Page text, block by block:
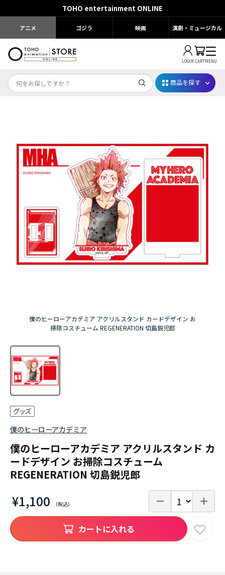
TOHO entertainment ONLINE
アニメ ゴジラ 映画 演劇・ミュージカル
LOGIN CARTMENU
映画ちいかわ
じゅじゅフェス 2026
薬屋のひとりごと 夏の園遊会2026
名探偵コナン
アニメ『僕のヒーローアカデミア』10周年
ハイキュー!!ジャージ＆ユニフォーム
『ふつつかな悪女ではございますが ～雛宮蝶鼠と
りかえ伝～』
商品を探す
僕のヒーローアカデミア アクリルスタンド カードデザイン お
掃除コスチューム REGENERATION 切島鋭児郎
僕のヒーローアカデミア
僕のヒーローアカデミア アクリルスタンド カ
ードデザイン お掃除コスチューム
REGENERATION 切島鋭児郎
¥1,100
カートに入れる